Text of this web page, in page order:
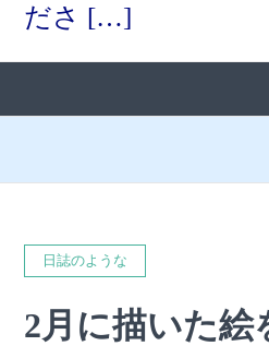
ださ […]
日誌のような
2月に描いた絵